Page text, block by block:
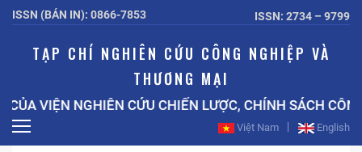
ISSN (BẢN IN): 0866-7853 ISSN: 2734 – 9799
TẠP CHÍ NGHIÊN CỨU CÔNG NGHIỆP VÀ
THƯƠNG MẠI
NGHIÊN CỨU CHIẾN LƯỢC, CHÍNH SÁCH CÔNG
Việt Nam English